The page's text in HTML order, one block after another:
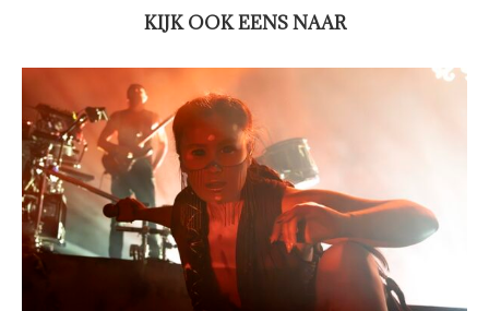
KIJK OOK EENS NAAR